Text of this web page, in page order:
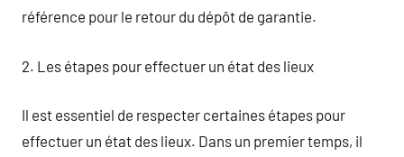
référence pour le retour du dépôt de garantie.
2. Les étapes pour effectuer un état des lieux
Il est essentiel de respecter certaines étapes pour
effectuer un état des lieux. Dans un premier temps, il